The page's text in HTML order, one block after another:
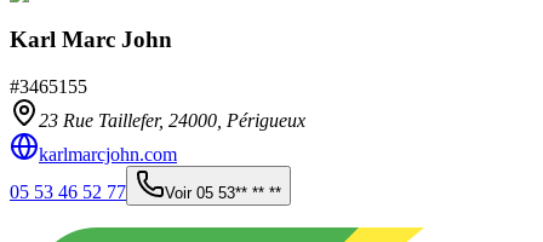
Karl Marc John
#3465155
23 Rue Taillefer, 24000 Périgueux
karlmarcjohn.com
05 53 46 52 77
Voir 05 53** ** **